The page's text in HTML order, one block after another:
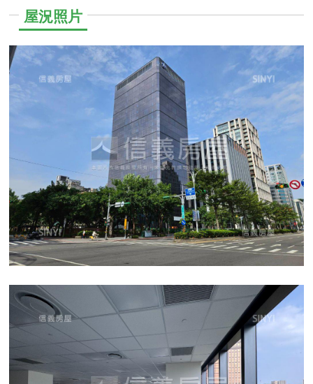
屋況照片